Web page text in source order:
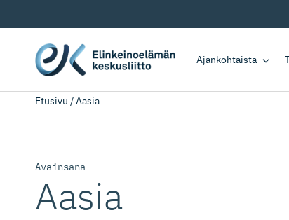
Ajankohtaista
Etusivu /Aasia
Avainsana
Aasia